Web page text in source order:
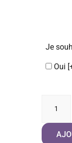
Je
Oui
Tapis
de